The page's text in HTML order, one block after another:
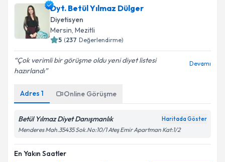
Dyt. Betül Yılmaz Dülger
Diyetisyen
Mersin, Mezitli
5 (237 Değerlendirme)
Çok verimli bir görüşme oldu yeni diyet listesi
hazırlandı
Devamı
Adres 1 Online Görüşme
Betül Yılmaz Diyet Danışmanlık Haritada Göster
Menderes Mah.35435 Sok.No:10/1 Ateş Emir Apartman Kat:1/2
En Yakın Saatler